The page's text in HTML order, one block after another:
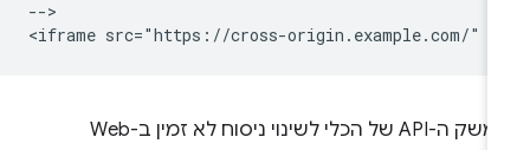
ממשק ה-API של הכלי לשינוי ניסוח לא זמין ב-Web